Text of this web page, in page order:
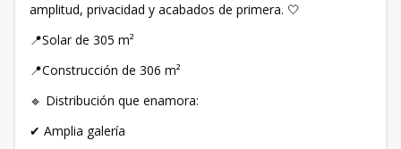
amplitud, privacidad y acabados de primera. 🤍
📍Solar de 305 m²
📍Construcción de 306 m²
🔹 Distribución que enamora:
✔ Amplia galería